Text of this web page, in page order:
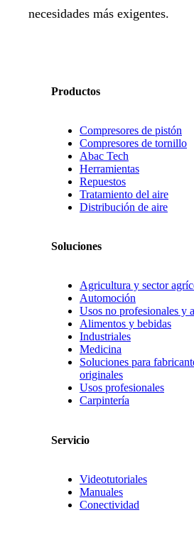
necesidades más exigentes.
Productos
Compresores de pistón
Compresores de tornillo
Abac Tech
Herramientas
Repuestos
Tratamiento del aire
Distribución de aire
Soluciones
Agricultura y sector
Automoción
Usos no profesionales y
Alimentos y bebidas
Industriales
Medicina
Soluciones para
originales
Usos profesionales
Carpintería
Servicio
Videotutoriales
Manuales
Conectividad